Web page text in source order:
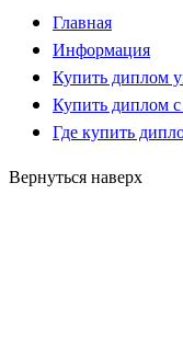
Главная
Информация
Купить диплом
Купить диплом
Где купить
Вернуться наверх